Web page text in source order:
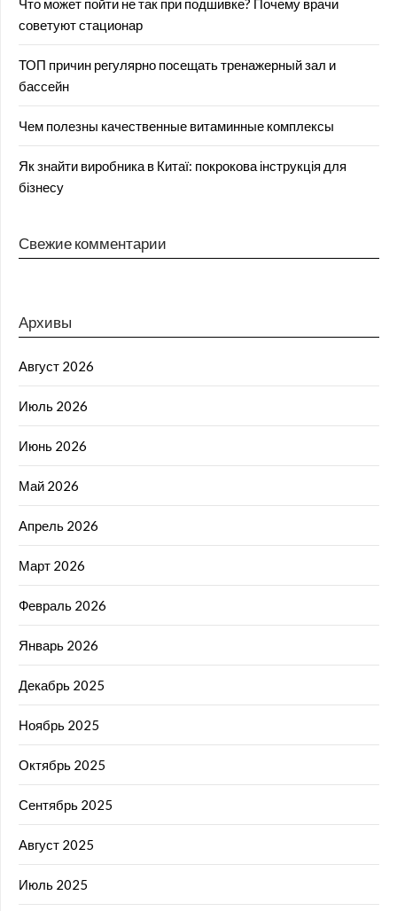
Что может пойти не так при подшивке? Почему врачи
советуют стационар
ТОП причин регулярно посещать тренажерный зал и
бассейн
Чем полезны качественные витаминные комплексы
Як знайти виробника в Китаї: покрокова інструкція для
бізнесу
Свежие комментарии
Архивы
Август 2026
Июль 2026
Июнь 2026
Май 2026
Апрель 2026
Март 2026
Февраль 2026
Январь 2026
Декабрь 2025
Ноябрь 2025
Октябрь 2025
Сентябрь 2025
Август 2025
Июль 2025